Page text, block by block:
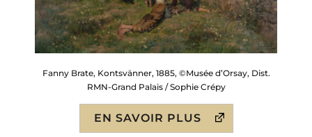
Fanny Brate, Kontsvänner, 1885, ©Musée d’Orsay, Dist.
RMN-Grand Palais / Sophie Crépy
EN SAVOIR PLUS